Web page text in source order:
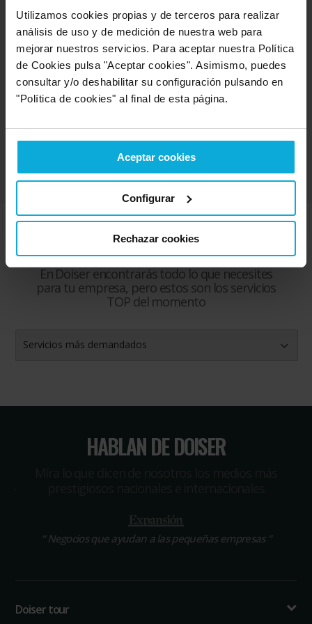
Utilizamos cookies propias y de terceros para realizar
análisis de uso y de medición de nuestra web para
mejorar nuestros servicios. Para aceptar nuestra Política
de Cookies pulsa "Aceptar cookies". Asimismo, puedes
consultar y/o deshabilitar su configuración pulsando en
"Política de cookies" al final de esta página.
Aceptar cookies
Configurar
Rechazar cookies
parte de la deuda cuando se inicia un proceso de Segunda
Oportunidad?
Losexpertos de Libertad Sin Deudashan publicado un
artículo aclarando todas las dudas que suelen surgir en este
supuesto y cuáles son las acciones que deben llevarse a cabo.
en el siguiente enlace
Ver la sección de Ley de segunda oportunidad
Servicios más demandados
En Doiser encontrarás todo lo que necesites
para tu empresa, pero estos son los servicios
TOP del momento
Servicios más demandados
HABLAN DE DOISER
“Negocios que ayudan a las pequeñas empresas “
Doiser tour